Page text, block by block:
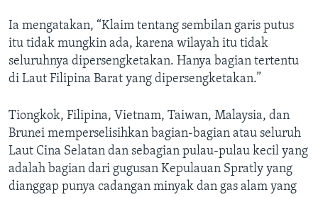
Ia mengatakan, “Klaim tentang sembilan garis putus
itu tidak mungkin ada, karena wilayah itu tidak
seluruhnya dipersengketakan. Hanya bagian tertentu
di Laut Filipina Barat yang dipersengketakan.”
Tiongkok, Filipina, Vietnam, Taiwan, Malaysia, dan
Brunei memperselisihkan bagian-bagian atau seluruh
Laut Cina Selatan dan sebagian pulau-pulau kecil yang
adalah bagian dari gugusan Kepulauan Spratly yang
dianggap punya cadangan minyak dan gas alam yang